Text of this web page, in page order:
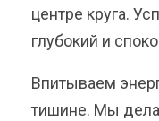
центре круга.
глубокий и
Впитываем
тишине. Мы